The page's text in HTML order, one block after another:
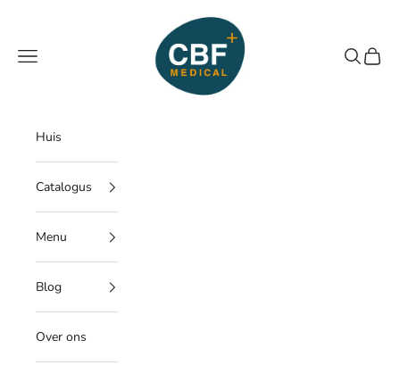
CBF Medical
Menu
Zoeken
Huis
Catalogus
Menu
Blog
Over ons